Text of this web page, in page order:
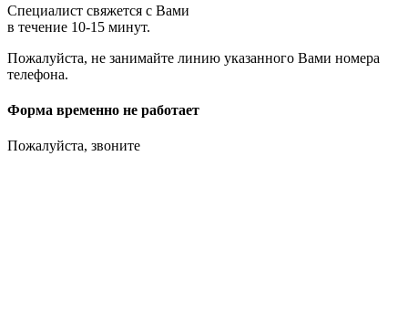
Специалист свяжется с Вами
в течение 10-15 минут.
Пожалуйста, не занимайте линию указанного Вами номера
телефона.
Форма временно не работает
Пожалуйста, звоните